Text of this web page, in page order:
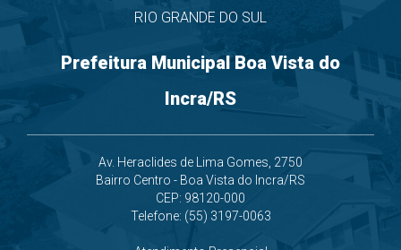
RIO GRANDE DO SUL
Prefeitura Municipal Boa Vista do
Incra/RS
Av. Heraclides de Lima Gomes, 2750
Bairro Centro - Boa Vista do Incra/RS
CEP: 98120-000
Telefone: (55) 3197-0063